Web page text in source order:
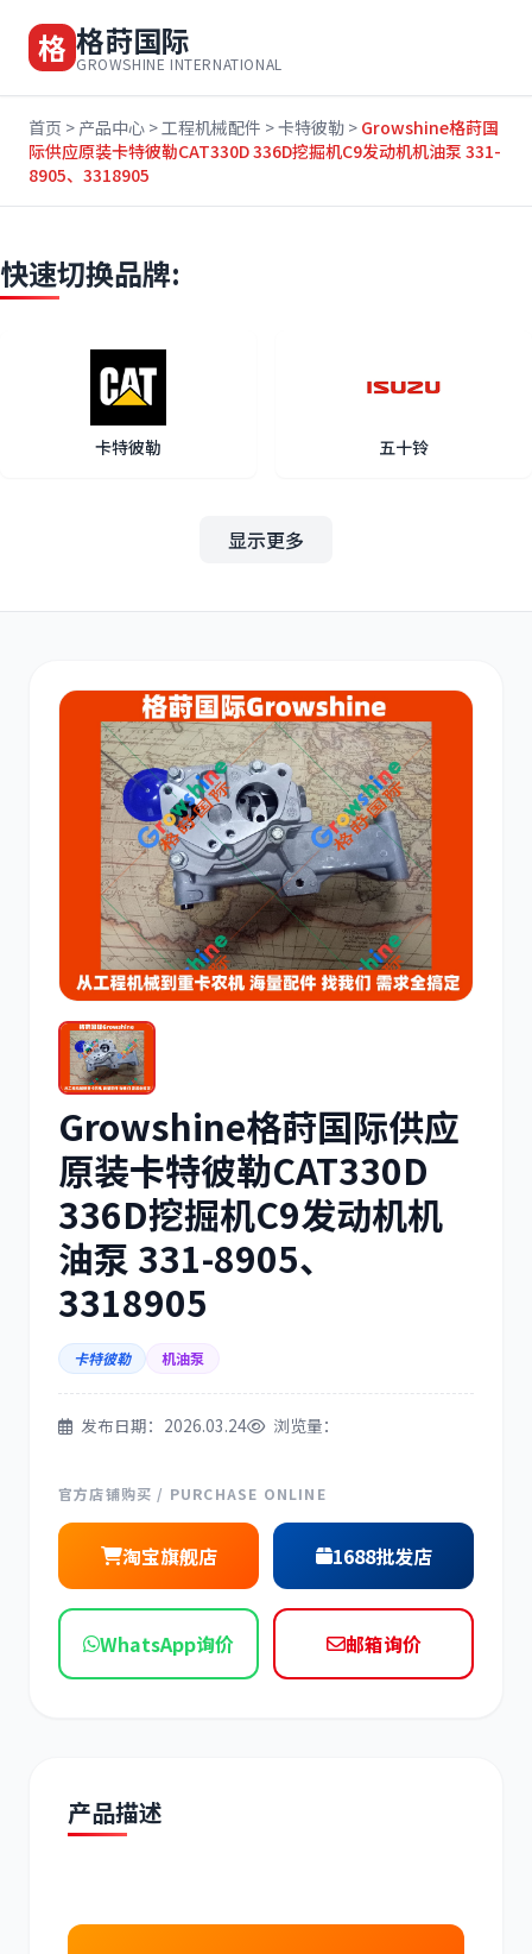
格 格莳国际
GROWSHINE INTERNATIONAL
首页 > 产品中心 >工程机械配件 >卡特彼勒 > Growshine格莳国
际供应原装卡特彼勒CAT330D 336D挖掘机C9发动机机油泵 331-
8905、3318905
快速切换品牌:
卡特彼勒 五十铃
其他 小松
沃尔沃 康明斯
日立 久保田
博世
洋马
现代 帕金斯
显示更多
Growshine格莳国际供应
原装卡特彼勒CAT330D
336D挖掘机C9发动机机
油泵 331-8905、
3318905
卡特彼勒 机油泵
发布日期：2026.03.24 浏览量：
官方店铺购买 / PURCHASE ONLINE
淘宝旗舰店 1688批发店
WhatsApp询价 邮箱询价
产品描述